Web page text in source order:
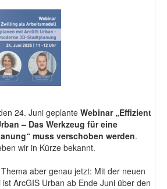
24. Juni geplante Webinar „Effizient
– Das Werkzeug für eine
muss verschoben werden.
wir in Kürze bekannt.
aber genau jetzt: Mit der neuen
ArcGIS Urban ab Ende Juni über den